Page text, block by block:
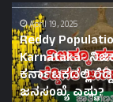
Smt.
Nanda
4th
Year
Commemoration-
ಮೊ
May 3, 2025
Smt. Nanda
ಮು ಆಂಜನಪ್ಪ
ಬಾಳು ಬೆಳಗಿದ